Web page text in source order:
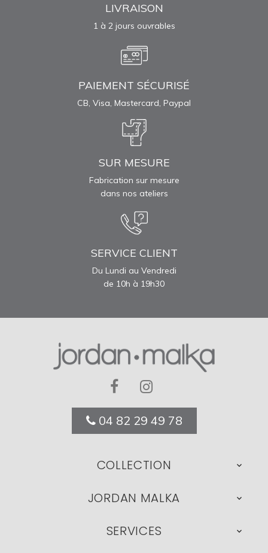
LIVRAISON
1 à 2 jours ouvrables
PAIEMENT SÉCURISÉ
CB, Visa, Mastercard, Paypal
SUR MESURE
Fabrication sur mesure
dans nos ateliers
SERVICE CLIENT
Du Lundi au Vendredi
de 10h à 19h30
04 82 29 49 78
COLLECTION 
JORDAN MALKA 
SERVICES 